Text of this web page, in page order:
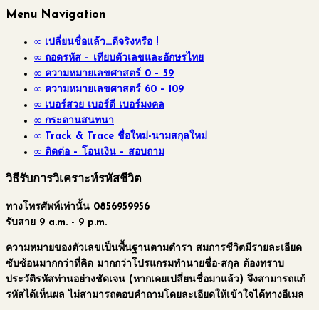
Menu Navigation
∞ เปลี่ยนชื่อแล้ว…ดีจริงหรือ !
∞ ถอดรหัส – เทียบตัวเลขและอักษรไทย
∞ ความหมายเลขศาสตร์ 0 – 59
∞ ความหมายเลขศาสตร์ 60 – 109
∞ เบอร์สวย เบอร์ดี เบอร์มงคล
∞ กระดานสนทนา
∞ Track & Trace ชื่อใหม่-นามสกุลใหม่
∞ ติดต่อ – โอนเงิน – สอบถาม
วิธีรับการวิเคราะห์รหัสชีวิต
ทางโทรศัพท์เท่านั้น 0856959956
รับสาย 9 a.m. - 9 p.m.
ความหมายของตัวเลขเป็นพื้นฐานตามตำรา สมการชีวิตมีรายละเอียด
ซับซ้อนมากกว่าที่คิด มากกว่าโปรแกรมทำนายชื่อ-สกุล ต้องทราบ
ประวัติรหัสท่านอย่างชัดเจน (หากเคยเปลี่ยนชื่อมาแล้ว) จึงสามารถแก้
รหัสได้เห็นผล ไม่สามารถตอบคำถามโดยละเอียดให้เข้าใจได้ทางอีเมล